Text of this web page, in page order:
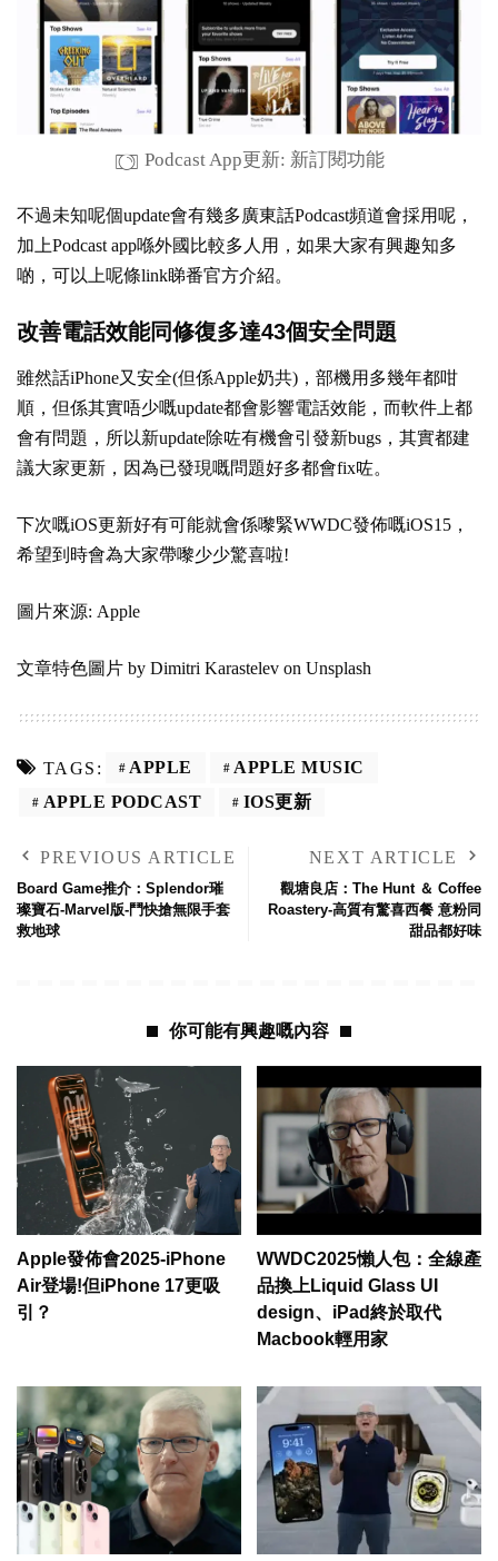
Podcast App更新: 新訂閱功能
不過未知呢個update會有幾多廣東話Podcast頻道會採用呢，
加上Podcast app喺外國比較多人用，如果大家有興趣知多
啲，可以上呢條link睇番官方介紹。
改善電話效能同修復多達43個安全問題
雖然話iPhone又安全(但係Apple奶共)，部機用多幾年都咁
順，但係其實唔少嘅update都會影響電話效能，而軟件上都
會有問題，所以新update除咗有機會引發新bugs，其實都建
議大家更新，因為已發現嘅問題好多都會fix咗。
下次嘅iOS更新好有可能就會係嚟緊WWDC發佈嘅iOS15，
希望到時會為大家帶嚟少少驚喜啦!
圖片來源: Apple
文章特色圖片 by Dimitri Karastelev on Unsplash
TAGS: APPLE
APPLE MUSIC
APPLE PODCAST
IOS更新
PREVIOUS ARTICLE
Board Game推介：Splendor璀
璨寶石-Marvel版-鬥快搶無限手套
救地球
NEXT ARTICLE
觀塘良店：The Hunt ＆ Coffee
Roastery-高質有驚喜西餐 意粉同
甜品都好味
你可能有興趣嘅內容
Apple發佈會2025-iPhone
Air登場!但iPhone 17更吸
引？
WWDC2025懶人包：全線產
品換上Liquid Glass UI
design、iPad終於取代
Macbook輕用家